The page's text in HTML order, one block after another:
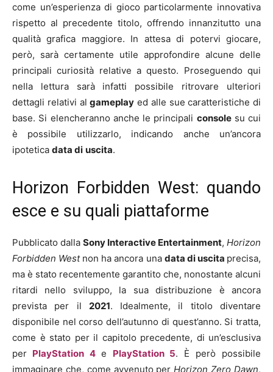
come un’esperienza di gioco particolarmente innovativa
rispetto al precedente titolo, offrendo innanzitutto una
qualità grafica maggiore. In attesa di potervi giocare,
però, sarà certamente utile approfondire alcune delle
principali curiosità relative a questo. Proseguendo qui
nella lettura sarà infatti possibile ritrovare ulteriori
dettagli relativi algameplay ed alle sue caratteristiche di
base. Si elencheranno anche le principali consolesu cui
è possibile utilizzarlo, indicando anche un’ancora
ipotetica data di uscita.
Horizon Forbidden West: quando
esce e su quali piattaforme
Pubblicato dalla Sony Interactive Entertainment, Horizon
Forbidden Westnon ha ancora una data di uscita precisa,
ma è stato recentemente garantito che, nonostante alcuni
ritardi nello sviluppo, la sua distribuzione è ancora
prevista per il 2021. Idealmente, il titolo diventare
disponibile nel corso dell’autunno di quest’anno. Si tratta,
come è stato per il capitolo precedente, di un’esclusiva
per PlayStation 4 e PlayStation 5. È però possibile
immaginare che, come avvenuto perHorizon Zero Dawn,